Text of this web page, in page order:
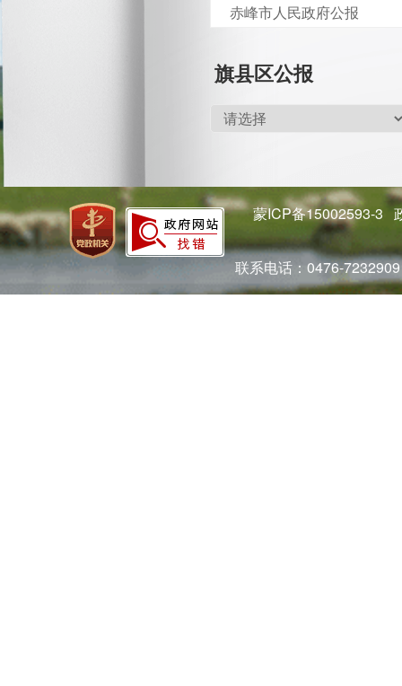
赤峰市人民政府公报
旗县区公报
蒙ICP备15002593-3
联系电话：0476-